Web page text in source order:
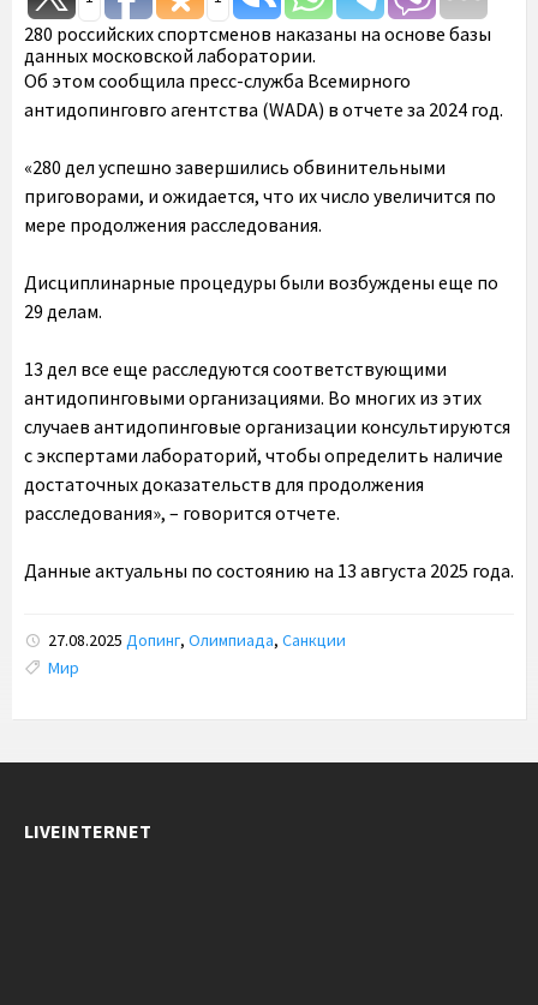
280 российских спортсменов наказаны на основе базы
данных московской лаборатории.
Об этом сообщила пресс-служба Всемирного
антидопинговго агентства (WADA) в отчете за 2024 год.
«280 дел успешно завершились обвинительными
приговорами, и ожидается, что их число увеличится по
мере продолжения расследования.
Дисциплинарные процедуры были возбуждены еще по
29 делам.
13 дел все еще расследуются соответствующими
антидопинговыми организациями. Во многих из этих
случаев антидопинговые организации консультируются
с экспертами лабораторий, чтобы определить наличие
достаточных доказательств для продолжения
расследования», – говорится отчете.
Данные актуальны по состоянию на 13 августа 2025 года.
27.08.2025 Допинг, Олимпиада, Санкции
Tags:
Мир
LIVEINTERNET